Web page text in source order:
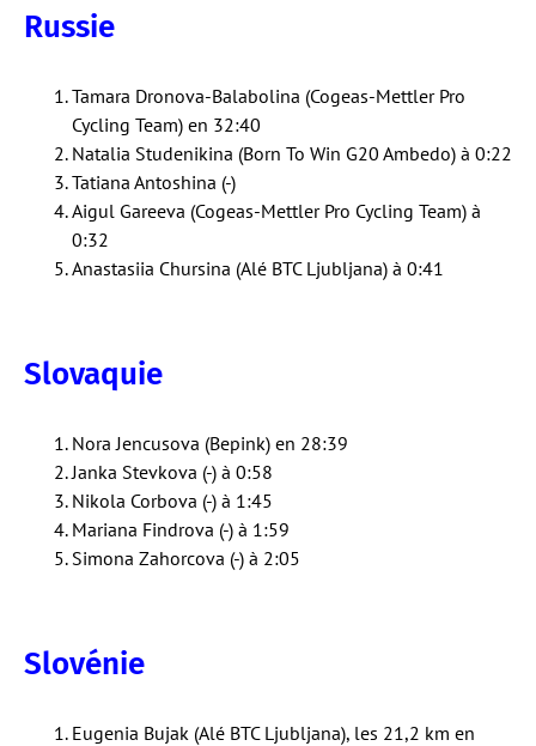
Russie
Tamara Dronova-Balabolina (Cogeas-Mettler Pro
Cycling Team) en 32:40
Natalia Studenikina (Born To Win G20 Ambedo) à 0:22
Tatiana Antoshina (-)
Aigul Gareeva (Cogeas-Mettler Pro Cycling Team) à
0:32
Anastasiia Chursina (Alé BTC Ljubljana) à 0:41
Slovaquie
Nora Jencusova (Bepink) en 28:39
Janka Stevkova (-) à 0:58
Nikola Corbova (-) à 1:45
Mariana Findrova (-) à 1:59
Simona Zahorcova (-) à 2:05
Slovénie
Eugenia Bujak (Alé BTC Ljubljana), les 21,2 km en